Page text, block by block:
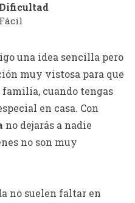
Dificultad
Fácil
una idea sencilla pero
muy vistosa para que
familia, cuando tengas
en casa. Con
no dejarás a nadie
no son muy
no suelen faltar en